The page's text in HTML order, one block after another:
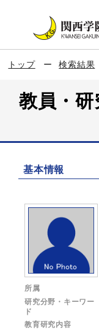
トップ 検索結果
教員・
基本情報
所属
研究分野・キーワー
ド
教育研究内容